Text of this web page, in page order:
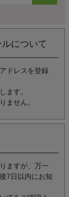
について
ドレスを登録
ます。
ません。
ますが、万一
7日以内にお知